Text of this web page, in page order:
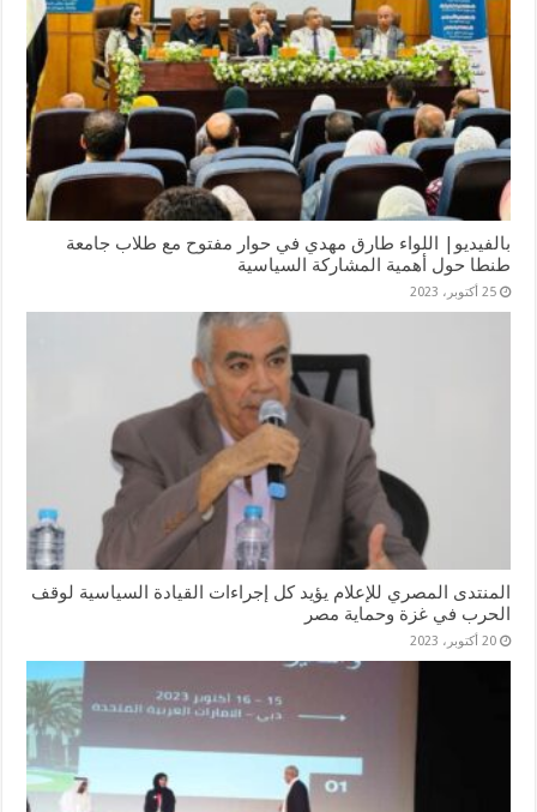
بالفيديو| اللواء طارق مهدي في حوار مفتوح مع طلاب جامعة
طنطا حول أهمية المشاركة السياسية
25 أكتوبر، 2023
المنتدى المصري للإعلام يؤيد كل إجراءات القيادة السياسية لوقف
الحرب في غزة وحماية مصر
20 أكتوبر، 2023